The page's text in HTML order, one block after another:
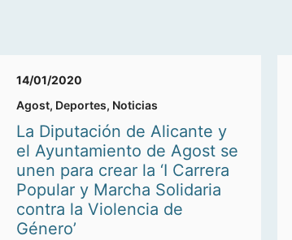
14/01/2020
Agost, Deportes, Noticias
La Diputación de Alicante y
el Ayuntamiento de Agost se
unen para crear la ‘I Carrera
Popular y Marcha Solidaria
contra la Violencia de
Género’